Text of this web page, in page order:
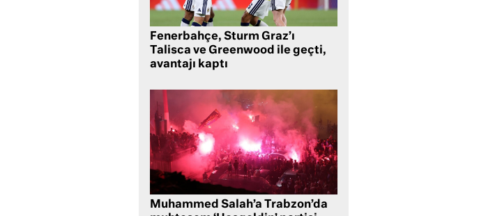
Fenerbahçe, Sturm Graz’ı
Talisca ve Greenwood ile geçti,
avantajı kaptı
Muhammed Salah’a Trabzon’da